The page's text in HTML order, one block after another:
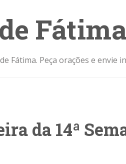
Fátima
Fátima. Peça orações e
da 14ª